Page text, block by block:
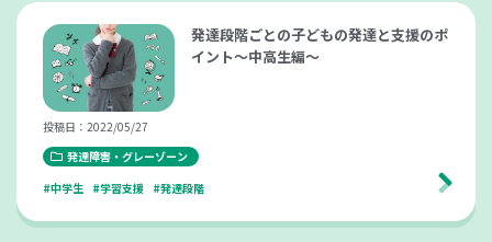
発達段階ごとの子どもの発達と支援のポ
イント～中高生編～
投稿日：2022/05/27
発達障害・グレーゾーン
#中学生
#学習支援 #発達段階